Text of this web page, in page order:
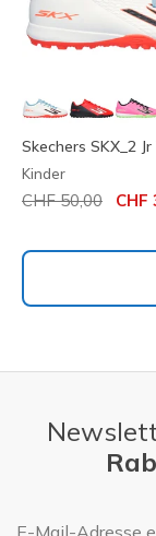
Skechers SKX_2
Kinder
Reduziert von
CHF 50,00 auf
CHF
E-Mail-Adresse